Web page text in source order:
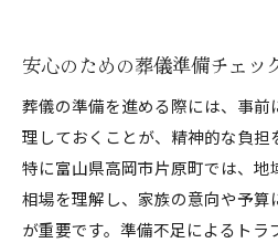
安心のための葬儀準備チェッ
葬儀の準備を進める際には、事
理しておくことが、精神的な負担
特に富山県高岡市片原町では、地
相場を理解し、家族の意向や予算
が重要です。準備不足によるトラ